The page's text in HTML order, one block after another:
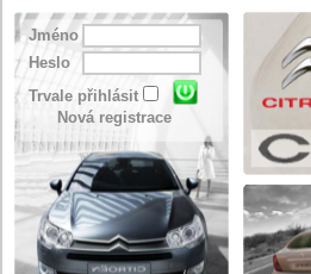
Jméno
Heslo
Trvale přihlásit
Nová registrace